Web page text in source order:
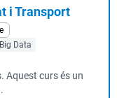
i Transport
Data
Aquest curs és un